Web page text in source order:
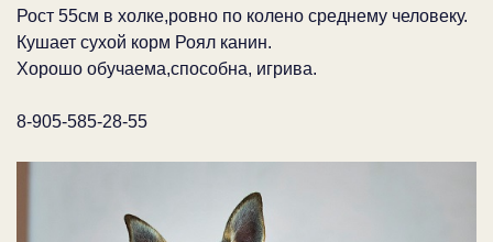
Рост 55см в холке,ровно по колено среднему человеку.
Кушает сухой корм Роял канин.
Хорошо обучаема,способна, игрива.
8-905-585-28-55